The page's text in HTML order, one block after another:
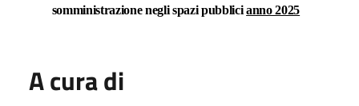
somministrazione negli spazi pubblicianno 2025
A cura di